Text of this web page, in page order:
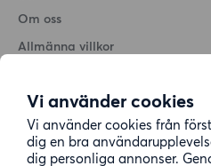
Vi använder cookies
Vi använder cookies från
dig en bra
dig personliga annonser.
Om oss
Allmänna villkor
Cookiepolicy
Sitemap